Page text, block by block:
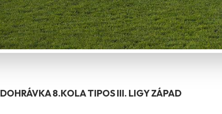
DOHRÁVKA 8.KOLA TIPOS III. LIGY ZÁPAD